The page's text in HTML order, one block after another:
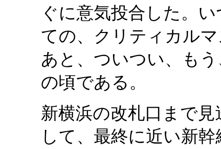
ぐに意気投合した。
ての、クリティカル
あと、ついつい、も
の頃である。
新横浜の改札口まで
して、最終に近い新